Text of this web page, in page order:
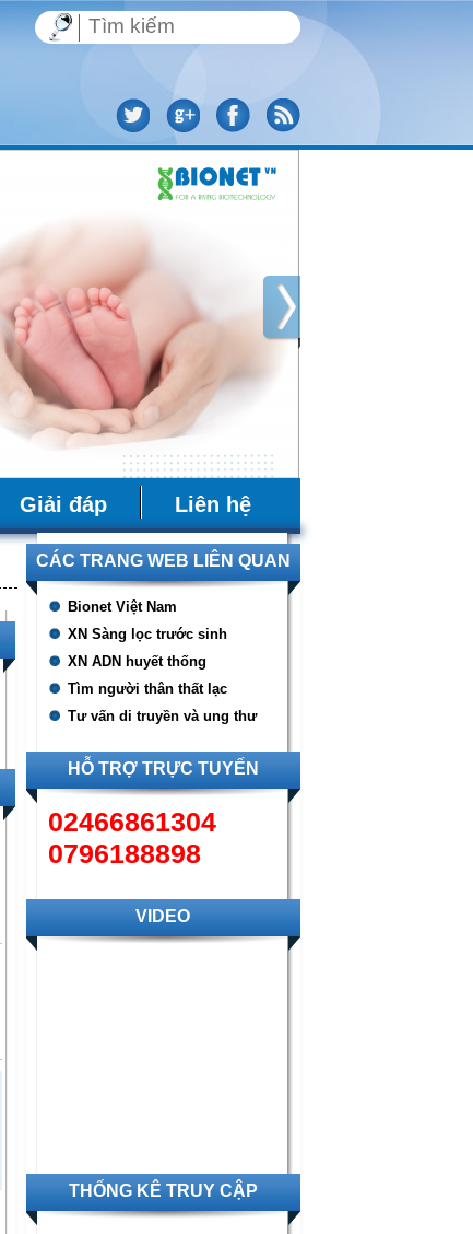
Giải đáp Liên hệ
CÁC TRANG WEB LIÊN QUAN
Bionet Việt Nam
XN Sàng lọc trước sinh
XN ADN huyết thống
Tìm người thân thất lạc
Tư vấn di truyền và ung thư
HỖ TRỢ TRỰC TUYẾN
02466861304
0796188898
VIDEO
THỐNG KÊ TRUY CẬP